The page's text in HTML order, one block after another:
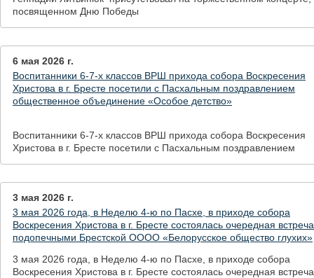
посвященном Дню Победы
6 мая 2026 г.
Воспитанники 6-7-х классов ВРШ прихода собора Воскресения
Христова в г. Бресте посетили с Пасхальным поздравлением
общественное объединение «Особое детство»
Воспитанники 6-7-х классов ВРШ прихода собора Воскресения
Христова в г. Бресте посетили с Пасхальным поздравлением
3 мая 2026 г.
3 мая 2026 года, в Неделю 4-ю по Пасхе, в приходе собора
Воскресения Христова в г. Бресте состоялась очередная
подопечными Брестской ОООО «Белорусское общество глухих»
3 мая 2026 года, в Неделю 4-ю по Пасхе, в приходе собора
Воскресения Христова в г. Бресте состоялась очередная